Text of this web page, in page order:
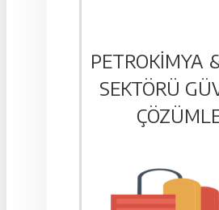
PETROKIMYA
SEKTÖRÜ